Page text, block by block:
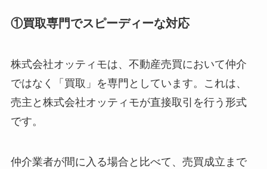
①買取専門でスピーディーな対応
株式会社オッティモは、不動産売買において仲介
ではなく「買取」を専門としています。これは、
売主と株式会社オッティモが直接取引を行う形式
です。
仲介業者が間に入る場合と比べて、売買成立まで